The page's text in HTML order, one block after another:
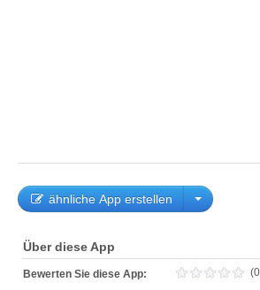
ähnliche App erstellen
Über diese App
Bewerten Sie diese App: